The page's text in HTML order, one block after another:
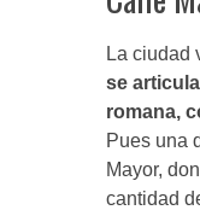
La ciudad
se
romana,
Pues una
Mayor,
cantidad